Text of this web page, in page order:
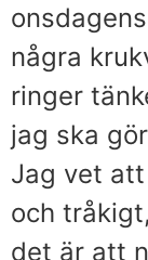
några
ringer
jag ska
Jag vet
och
det är att